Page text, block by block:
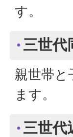
す。
三世代
親世帯と
ます。
三世代